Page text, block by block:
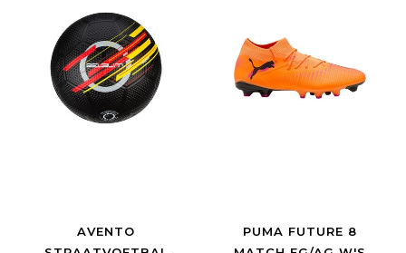
AVENTO
PUMA FUTURE 8